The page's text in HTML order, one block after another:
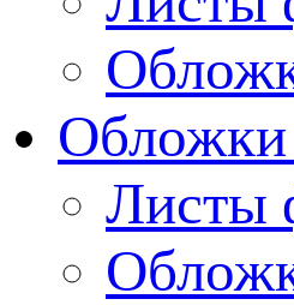
Обложки
Листы